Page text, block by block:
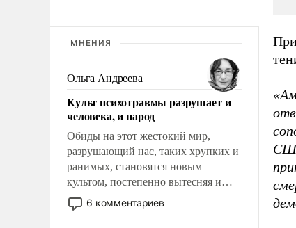
МНЕНИЯ
Ольга Андреева
Культ психотравмы разрушает и
человека, и народ
Обиды на этот жестокий мир,
разрушающий нас, таких хрупких и
ранимых, становятся новым
культом, постепенно вытесняя и
отменяя традиционное требование к
человеку – быть мужественным и
6 комментариев